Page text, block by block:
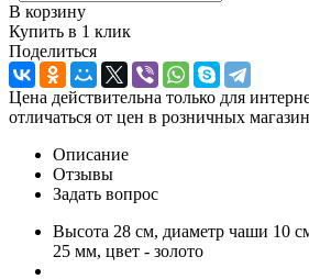
В корзину
Купить в 1 клик
Поделиться
Цена действительна только для
отличаться от цен в розничных
Описание
Отзывы
Задать вопрос
Высота 28 см, диаметр чаши 10
25 мм, цвет - золото